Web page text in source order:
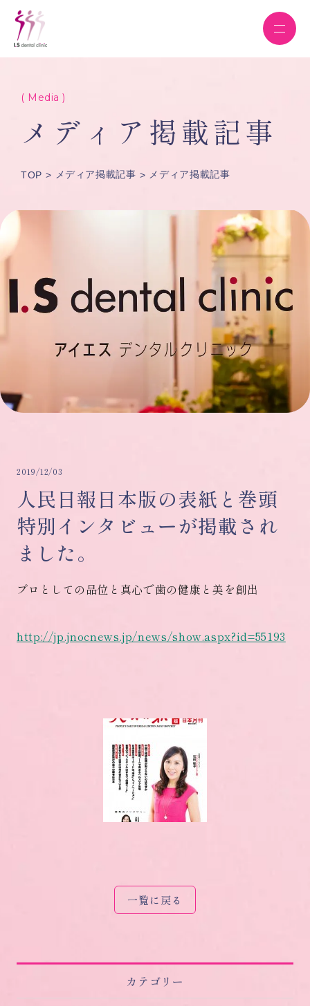
( Media )
メディア掲載記事
TOP メディア掲載記事 メディア掲載記事
カテゴリー
2019/12/03
人民日報日本版の表紙と巻頭
特別インタビューが掲載され
ました。
プロとしての品位と真心で歯の健康と美を創出
http://jp.jnocnews.jp/news/show.aspx?id=55193
一覧に戻る